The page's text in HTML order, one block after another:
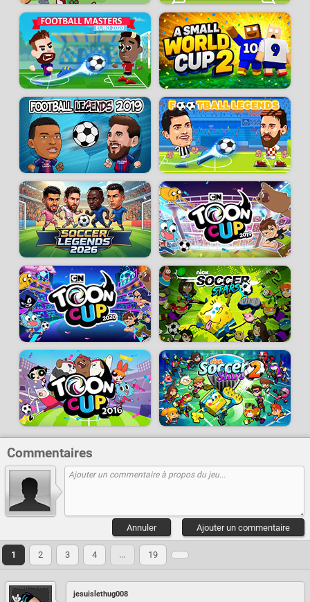
Commentaires
Ajouter un commentaire
Annuler
1 2 3 4 … 19
jesuislethug008